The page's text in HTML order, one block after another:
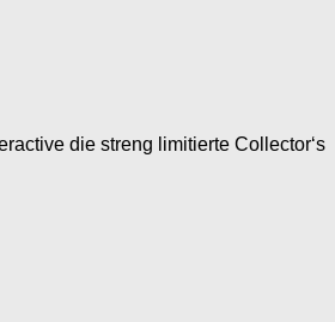
die streng limitierte Collector‘s